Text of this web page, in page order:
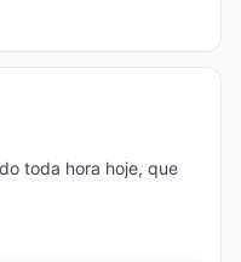
toda hora hoje, que